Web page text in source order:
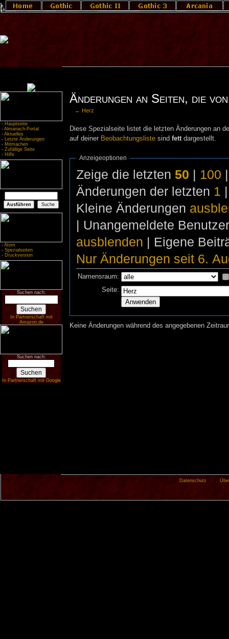
- Hauptseite
- Almanach-Portal
- Aktuelles
- Letzte Änderungen
- Mitmachen
- Zufällige Seite
- Hilfe
- Atom
- Spezialseiten
- Druckversion
Suchen nach:
In Partnerschaft mit
Amazon.de
Suchen nach:
In Partnerschaft mit Google
Änderungen an Seiten, die
← Herz
Diese Spezialseite listet die letzten Änderungen an
auf deiner Beobachtungslistesind fettdargestellt.
Anzeigeoptionen
Zeige die letzten 50 | 100
Änderungen der letzten 1
Kleine Änderungen
| Unangemeldete
ausblenden | Eigene
Nur Änderungen seit 6.
Namensraum:
Seite:
Keine Änderungen während des angegebenen
Datenschutz